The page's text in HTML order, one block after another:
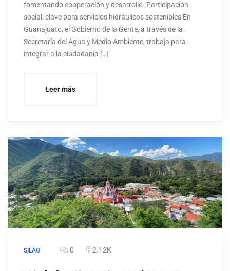
fomentando cooperación y desarrollo. Participación
social: clave para servicios hidráulicos sostenibles En
Guanajuato, el Gobierno de la Gente, a través de la
Secretaría del Agua y Medio Ambiente, trabaja para
integrar a la ciudadanía […]
Leer más
SILAO 0 2.12K